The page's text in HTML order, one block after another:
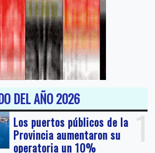
DEL AÑO 2026
1
Los puertos públicos de la
Provincia aumentaron su
operatoria un 10%